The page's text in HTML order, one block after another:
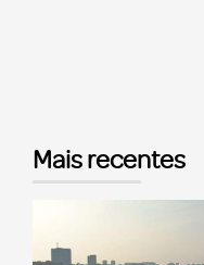
Mais recentes